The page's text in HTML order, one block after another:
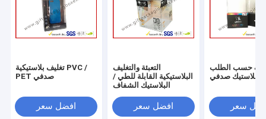
تغليف بلاستيكية PVC /
PET صدفي
افضل سعر
التعبئة والتغليف
البلاستيكية القابلة للطي /
البلاستيك الشفاف
افضل سعر
حسب الطلب
البلاستيك صدفي
سعر